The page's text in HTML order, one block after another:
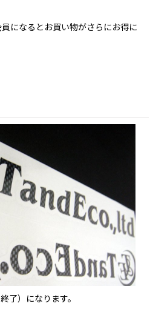
員になるとお買い物がさらにお得に
了）になります。